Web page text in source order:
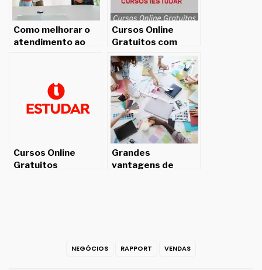
Como melhorar o
atendimento ao
Cursos Online
Gratuitos com
Certificado para
Imprimir!
Cursos Online
Gratuitos
Grandes
vantagens de
NEGÓCIOS RAPPORT VENDAS